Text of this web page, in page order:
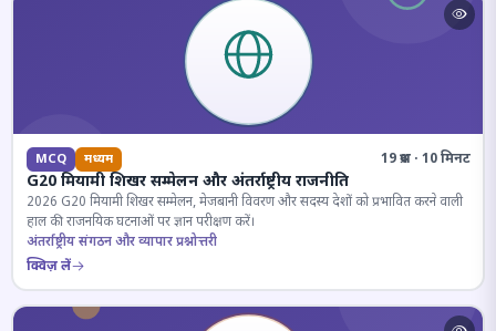
MCQ मध्यम 19 प्रश्न · 10 मिनट
G20 मियामी शिखर सम्मेलन और अंतर्राष्ट्रीय राजनीति
2026 G20 मियामी शिखर सम्मेलन, मेजबानी विवरण और सदस्य देशों को प्रभावित करने वाली
हाल की राजनयिक घटनाओं पर ज्ञान परीक्षण करें।
अंतर्राष्ट्रीय संगठन और व्यापार प्रश्नोत्तरी
क्विज़ लें